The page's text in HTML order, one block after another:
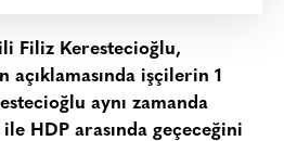
Filiz Kerestecioğlu,
açıklamasında işçilerin 1
aynı zamanda
HDP arasında geçeceğini